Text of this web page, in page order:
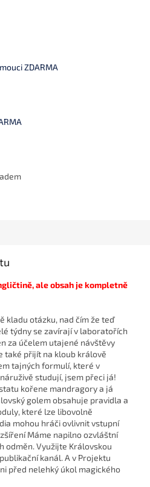
ZDARMA
ale obsah je kompletně
kladu otázku, nad čím že teď
týdny se zavírají v laboratořích
za účelem utajené návštěvy
také přijít na kloub králově
tajných formulí, které v
studují, jsem přeci já!
kořene mandragory a já
golem obsahuje pravidla a
které lze libovolně
mohou hráči ovlivnit vstupní
Máme napilno ozvláštní
odměn. Využijte Královskou
kanál. A v Projektu
před nelehký úkol magického